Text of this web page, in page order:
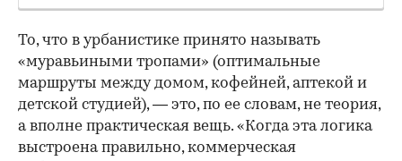
То, что в урбанистике принято называть
«муравьиными тропами» (оптимальные
маршруты между домом, кофейней, аптекой и
детской студией), — это, по ее словам, не теория,
а вполне практическая вещь. «Когда эта логика
выстроена правильно, коммерческая